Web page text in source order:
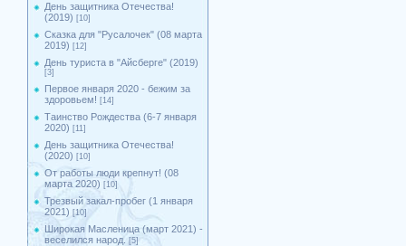
День защитника Отечества!
(2019) [10]
Сказка для "Русалочек" (08 марта
2019) [12]
День туриста в "Айсберге" (2019)
[3]
Первое января 2020 - бежим за
здоровьем! [14]
Таинство Рождества (6-7 января
2020) [11]
День защитника Отечества!
(2020) [10]
От работы люди крепнут! (08
марта 2020) [10]
Трезвый закал-пробег (1 января
2021) [10]
Широкая Масленица (март 2021) -
веселился народ.
[5]